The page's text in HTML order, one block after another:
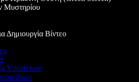
Μυστηρίου
Βίντεο
Υποτίτλων